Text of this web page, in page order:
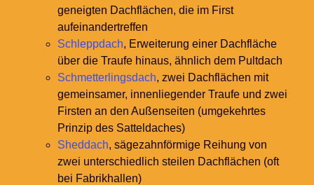
geneigten Dachflächen, die im First
aufeinandertreffen
Schleppdach, Erweiterung einer Dachfläche
über die Traufe hinaus, ähnlich dem Pultdach
Schmetterlingsdach, zwei Dachflächen mit
gemeinsamer, innenliegender Traufe und zwei
Firsten an den Außenseiten (umgekehrtes
Prinzip des Satteldaches)
Sheddach, sägezahnförmige Reihung von
zwei unterschiedlich steilen Dachflächen (oft
bei Fabrikhallen)